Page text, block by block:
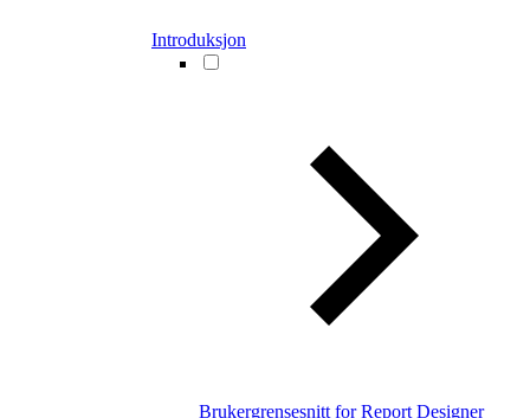
Introduksjon
Brukergrensesnitt for Report Designer